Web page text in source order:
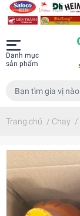
Danh mục
sản phẩm
Trang chủ / Chay /